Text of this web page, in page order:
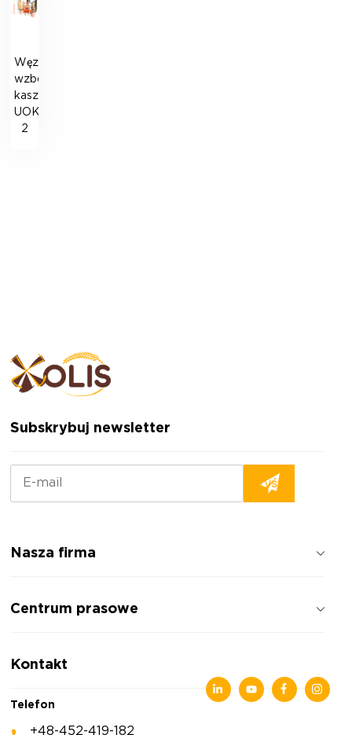
Węzeł
wzbogacania
kaszy
UOK-
2
Subskrybuj newsletter
Nasza firma
Opinie o firmie
Centrum prasowe
Artykuły
Kontakt
Telefon
+48-452-419-182